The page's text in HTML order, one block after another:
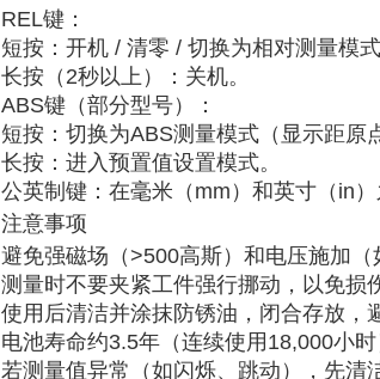
REL键 ‌：
短按：开机 / 清零 / 切换为相对测量模式
长按（2秒以上）：关机。
ABS键 ‌（部分型号）：
短按：切换为ABS测量模式（显示距原
长按：进入预置值设置模式。
公英制键 ：在毫米（mm）和英寸（in）
注意事项
避免强磁场 （>500高斯）和电压施加
测量时‌不要夹紧工件强行挪动 ，以免损
使用后清洁并涂抹防锈油，‌ 闭合存放 ，
电池寿命约3.5年（连续使用18,000小时
若测量值异常（如闪烁、跳动），先清